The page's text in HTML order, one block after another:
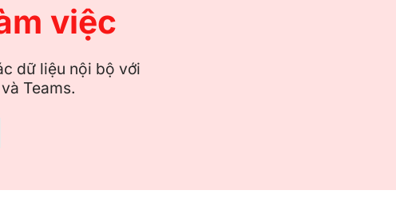
việc
dữ liệu nội bộ với
Teams.